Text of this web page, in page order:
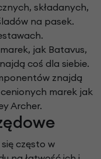
składanych,
na pasek.
jak Batavus,
coś dla siebie.
znajdą
marek jak
Archer.
często w